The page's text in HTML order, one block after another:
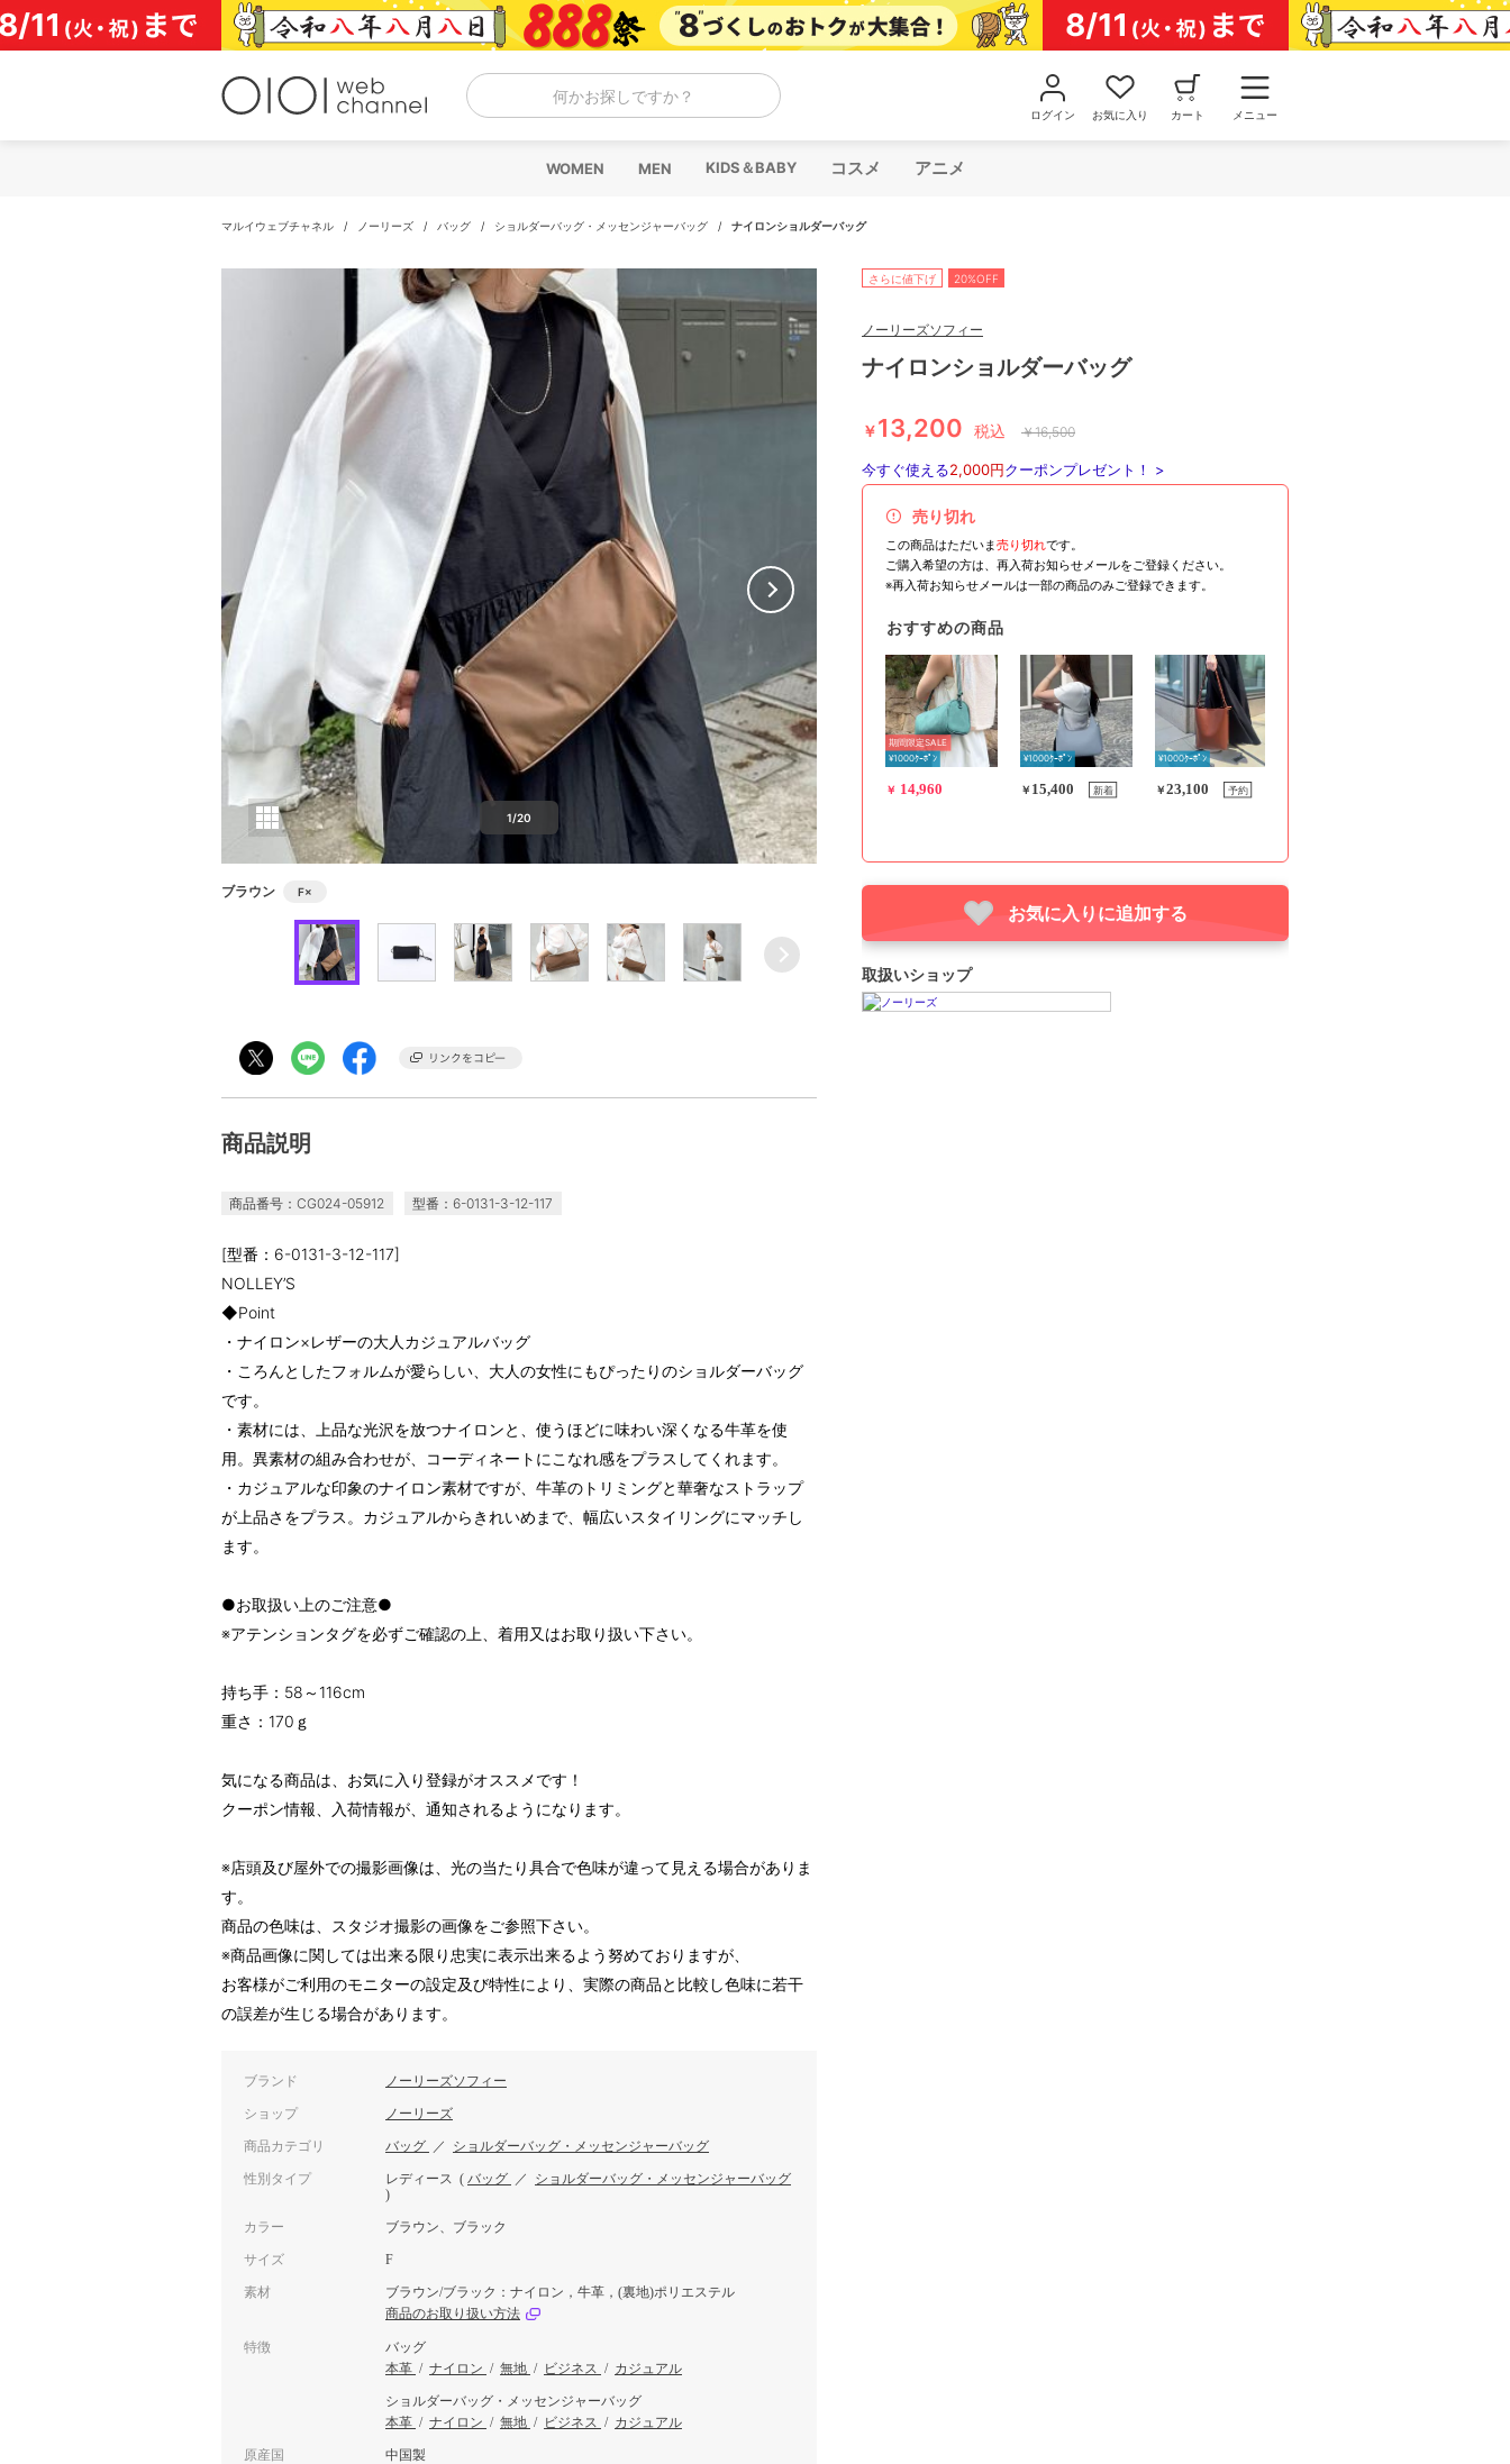
コ
ン
テ
何かお探しですか？
ログイン お気に入り カート メニュー
WOMEN MEN KIDS＆BABY コスメ アニメ
マルイウェブチャネル / ノーリーズ / バッグ / ショルダーバッグ・メッセンジャーバッグ / ナイロンショルダーバッグ
1/20
ブラウン F×
商品説明
商品番号：CG024-05912 型番：6-0131-3-12-117
[型番：6-0131-3-12-117]
NOLLEY’S
◆Point
・ナイロン×レザーの大人カジュアルバッグ
・ころんとしたフォルムが愛らしい、大人の女性にもぴったりのショルダーバッグ
です。
・素材には、上品な光沢を放つナイロンと、使うほどに味わい深くなる牛革を使
用。異素材の組み合わせが、コーディネートにこなれ感をプラスしてくれます。
・カジュアルな印象のナイロン素材ですが、牛革のトリミングと華奢なストラップ
が上品さをプラス。カジュアルからきれいめまで、幅広いスタイリングにマッチし
ます。
●お取扱い上のご注意●
※アテンションタグを必ずご確認の上、着用又はお取り扱い下さい。
持ち手：58～116cm
重さ：170ｇ
気になる商品は、お気に入り登録がオススメです！
クーポン情報、入荷情報が、通知されるようになります。
※店頭及び屋外での撮影画像は、光の当たり具合で色味が違って見える場合がありま
す。
商品の色味は、スタジオ撮影の画像をご参照下さい。
※商品画像に関しては出来る限り忠実に表示出来るよう努めておりますが、
お客様がご利用のモニターの設定及び特性により、実際の商品と比較し色味に若干
の誤差が生じる場合があります。
ブランド ノーリーズソフィー
ショップ ノーリーズ
商品カテゴリ バッグ ／ ショルダーバッグ・メッセンジャーバッグ
性別タイプ レディース ( バッグ ／ ショルダーバッグ・メッセンジャーバッグ
)
カラー ブラウン、ブラック
サイズ F
素材
ブラウン/ブラック：ナイロン，牛革，(裏地)ポリエステル
商品のお取り扱い方法
特徴
バッグ
本革 / ナイロン / 無地 / ビジネス / カジュアル
ショルダーバッグ・メッセンジャーバッグ
本革 / ナイロン / 無地 / ビジネス / カジュアル
原産国 中国製
さらに値下げ 20%OFF
ノーリーズソフィー
ナイロンショルダーバッグ
￥13,200 税込 ￥16,500
今すぐ使える2,000円クーポンプレゼント！ >
売り切れ
この商品はただいま売り切れです。
ご購入希望の方は、再入荷お知らせメールをご登録ください。
※再入荷お知らせメールは一部の商品のみご登録できます。
おすすめの商品
期間限定SALE
¥1000ｸｰﾎﾟﾝ
￥ 14,960
¥1000ｸｰﾎﾟﾝ
￥ 15,400 新着
¥1000ｸｰﾎﾟﾝ
￥23,100 予約
お気に入りに追加する
取扱いショップ